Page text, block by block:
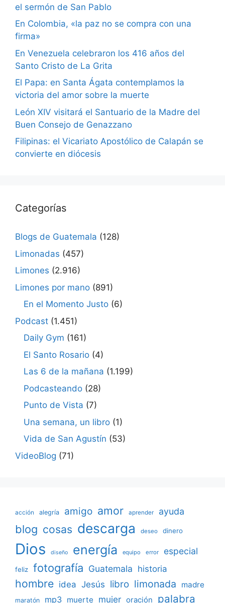
el sermón de San Pablo
En Colombia, «la paz no se compra con una
firma»
En Venezuela celebraron los 416 años del
Santo Cristo de La Grita
El Papa: en Santa Ágata contemplamos la
victoria del amor sobre la muerte
León XIV visitará el Santuario de la Madre del
Buen Consejo de Genazzano
Filipinas: el Vicariato Apostólico de Calapán se
convierte en diócesis
Categorías
Blogs de Guatemala (128)
Limonadas (457)
Limones (2.916)
Limones por mano (891)
En el Momento Justo (6)
Podcast (1.451)
Daily Gym (161)
El Santo Rosario (4)
Las 6 de la mañana (1.199)
Podcasteando (28)
Punto de Vista (7)
Una semana, un libro (1)
Vida de San Agustín (53)
VideoBlog (71)
acción alegría amigo amor aprender ayuda
blog cosas descarga deseo dinero
Dios diseño energía equipo error especial
feliz fotografía Guatemala historia
hombre idea Jesús libro limonada madre
maratón mp3 muerte mujer oración palabra